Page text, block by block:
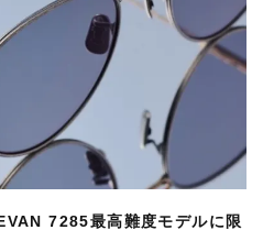
7285最高難度モデルに限